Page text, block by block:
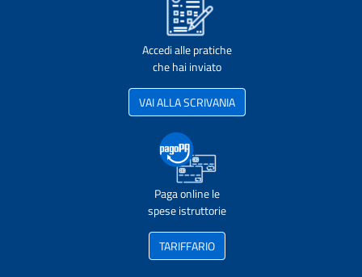
Accedi alle pratiche
che hai inviato
VAI ALLA SCRIVANIA
Paga online le
spese istruttorie
TARIFFARIO